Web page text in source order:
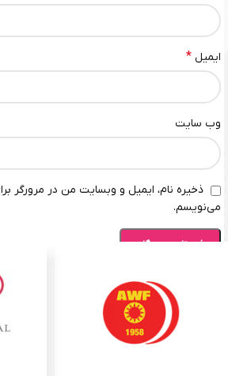
ایمیل *
وب‌ سایت
ذخیره نام، ایمیل و وبسایت من در مرورگر
می‌نویسم.